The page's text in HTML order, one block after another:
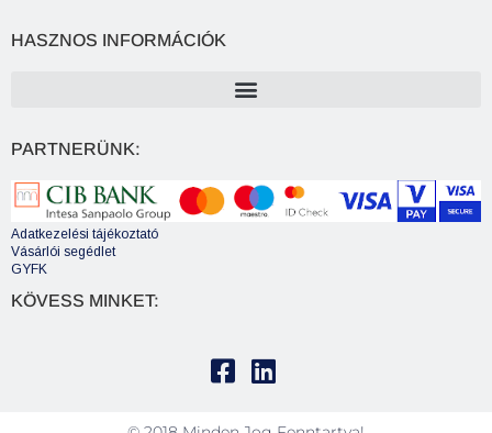
HASZNOS INFORMÁCIÓK
PARTNERÜNK:
Adatkezelési tájékoztató
Vásárlói segédlet
GYFK
KÖVESS MINKET: